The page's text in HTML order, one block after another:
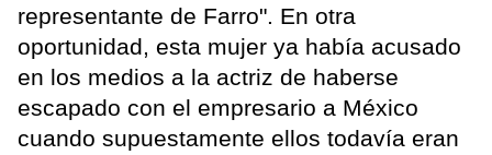
representante de Farro". En otra
oportunidad, esta mujer ya había acusado
en los medios a la actriz de haberse
escapado con el empresario a México
cuando supuestamente ellos todavía eran